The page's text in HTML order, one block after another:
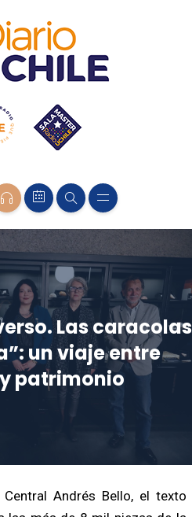
Las caracolas
un viaje entre
patrimonio
Andrés Bello, el texto